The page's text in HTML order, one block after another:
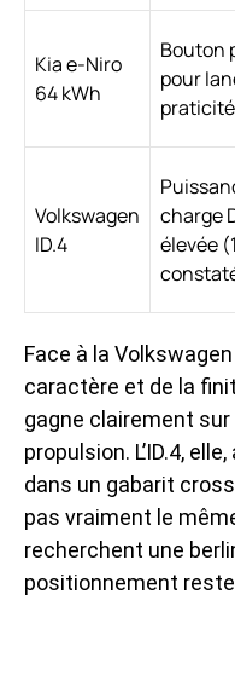
Kia e-Niro
64 kWh
Bouton
pour
praticité
Volkswagen
ID.4
charge
élevée
Face à la
caractère et de la
gagne clairement
propulsion. L’ID.4,
dans un gabarit
pas vraiment le
recherchent une
positionnement